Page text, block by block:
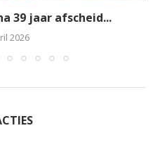
39 jaar afscheid...
2026